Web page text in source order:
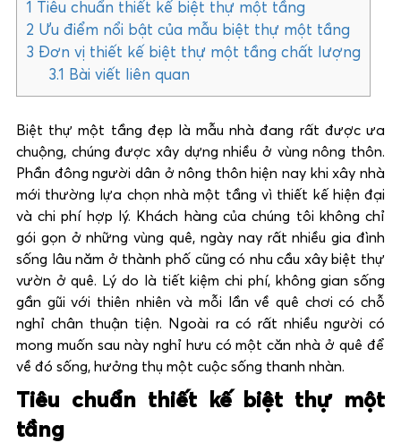
1
Tiêu chuẩn thiết kế biệt thự một tầng
2 Ưu điểm nổi bật của mẫu biệt thự một tầng
3 Đơn vị thiết kế biệt thự một tầng chất lượng
3.1
Bài viết liên quan
Biệt thự một tầng đẹp là mẫu nhà đang rất được ưa
chuộng, chúng được xây dựng nhiều ở vùng nông thôn.
Phần đông người dân ở nông thôn hiện nay khi xây nhà
mới thường lựa chọn nhà một tầng vì thiết kế hiện đại
và chi phí hợp lý. Khách hàng của chúng tôi không chỉ
gói gọn ở những vùng quê, ngày nay rất nhiều gia đình
sống lâu năm ở thành phố cũng có nhu cầu xây biệt thự
vườn ở quê. Lý do là tiết kiệm chi phí, không gian sống
gần gũi với thiên nhiên và mỗi lần về quê chơi có chỗ
nghỉ chân thuận tiện. Ngoài ra có rất nhiều người có
mong muốn sau này nghỉ hưu có một căn nhà ở quê để
về đó sống, hưởng thụ một cuộc sống thanh nhàn.
Tiêu chuẩn thiết kế biệt thự một
tầng